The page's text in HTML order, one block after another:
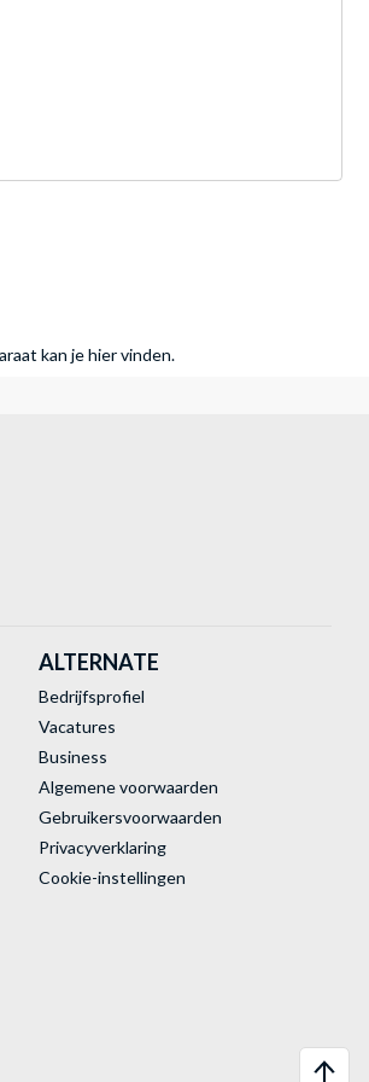
kan je hier vinden.
ALTERNATE
Bedrijfsprofiel
Vacatures
Business
Algemene voorwaarden
Gebruikersvoorwaarden
Privacyverklaring
Cookie-instellingen